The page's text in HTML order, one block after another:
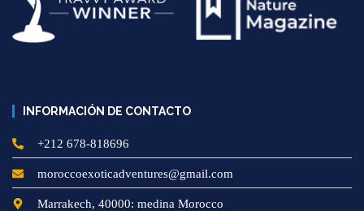
INFORMACIÓN DE CONTACTO
+212 678-818696
moroccoexoticadventures@gmail.com
Marrakech, 40000: medina Morocco